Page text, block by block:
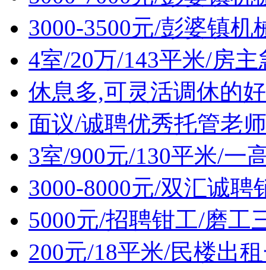
3000-3500元/彭婆镇
4室/20万/143平米/房
休息多,可灵活调休的
面议/诚聘优秀托管老师
3室/900元/130平米/一
3000-8000元/双汇诚聘
5000元/招聘钳工/磨工
200元/18平米/民楼出